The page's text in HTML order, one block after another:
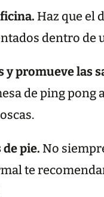
Haz que el
dentro de
y promueve
de ping pong
pie. No
te